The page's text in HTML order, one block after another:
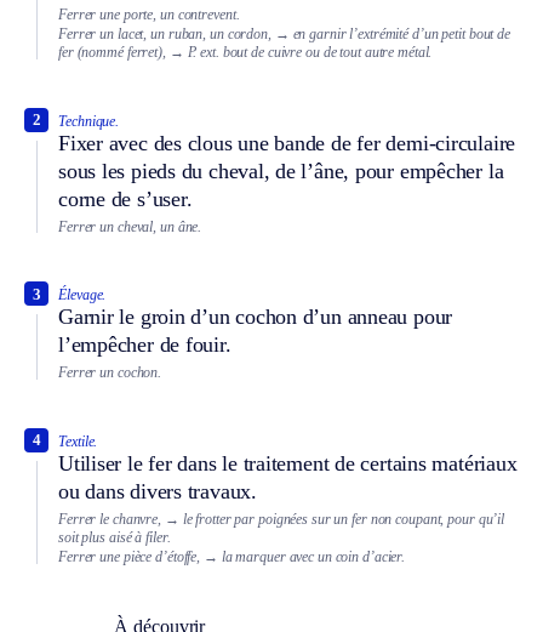
Ferrer une porte, un contrevent.
Ferrer un lacet, un ruban, un cordon, → en garnir l’extrémité d’un petit bout de
fer (nommé ferret), → P. ext. bout de cuivre ou de tout autre métal.
Technique.
Fixer avec des clous une bande de fer demi-circulaire
sous les pieds du cheval, de l’âne, pour empêcher la
corne de s’user.
2
Ferrer un cheval, un âne.
Élevage.
Garnir le groin d’un cochon d’un anneau pour
l’empêcher de fouir.
3
Ferrer un cochon.
Textile.
Utiliser le fer dans le traitement de certains matériaux
ou dans divers travaux.
4
Ferrer le chanvre, → le frotter par poignées sur un fer non coupant, pour qu’il
soit plus aisé à filer.
Ferrer une pièce d’étoffe, → la marquer avec un coin d’acier.
À découvrir